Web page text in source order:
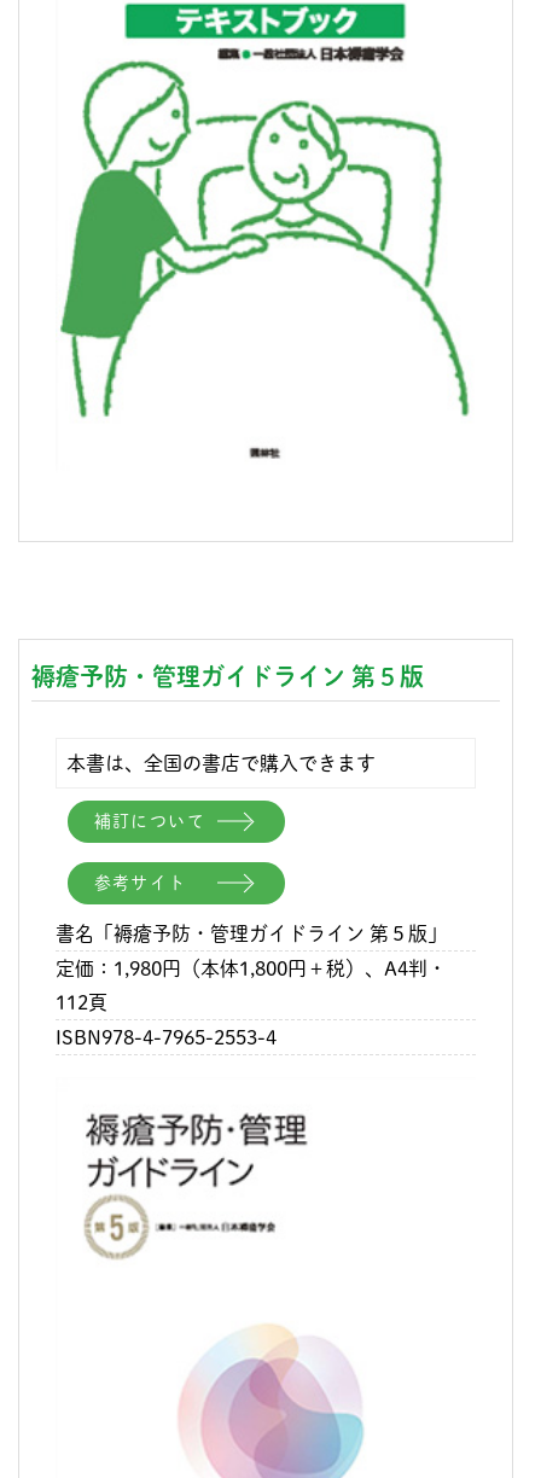
褥瘡予防・管理ガイドライン 第５版
本書は、全国の書店で購入できます
補訂について
参考サイト
書名「褥瘡予防・管理ガイドライン 第５版」
定価：1,980円（本体1,800円＋税）、A4判・
112頁
ISBN978-4-7965-2553-4